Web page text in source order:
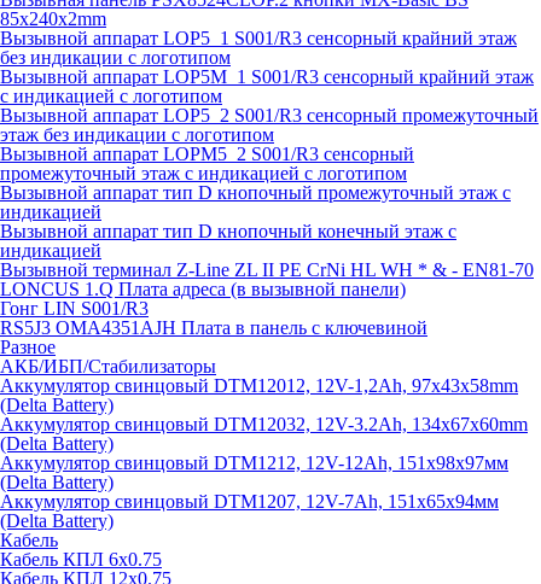
85х240х2mm
Вызывной аппарат LOP5_1 S001/R3 сенсорный крайний этаж
без индикации с логотипом
Вызывной аппарат LOP5M_1 S001/R3 сенсорный крайний этаж
с индикацией с логотипом
Вызывной аппарат LOP5_2 S001/R3 сенсорный промежуточный
этаж без индикации с логотипом
Вызывной аппарат LOPM5_2 S001/R3 сенсорный
промежуточный этаж с индикацией с логотипом
Вызывной аппарат тип D кнопочный промежуточный этаж с
индикацией
Вызывной аппарат тип D кнопочный конечный этаж с
индикацией
Вызывной терминал Z-Line ZL II PE CrNi HL WH * & - EN81-70
LONCUS 1.Q Плата адреса (в вызывной панели)
Гонг LIN S001/R3
RS5J3 OMA4351AJH Плата в панель с ключевиной
Разное
АКБ/ИБП/Стабилизаторы
Аккумулятор свинцовый DTM12012, 12V-1,2Ah, 97х43х58mm
(Delta Battery)
Аккумулятор свинцовый DTM12032, 12V-3.2Ah, 134x67x60mm
(Delta Battery)
Аккумулятор свинцовый DTM1212, 12V-12Ah, 151х98х97мм
(Delta Battery)
Аккумулятор свинцовый DTM1207, 12V-7Ah, 151х65х94мм
(Delta Battery)
Кабель
Кабель КПЛ 6х0.75
Кабель КПЛ 12х0.75